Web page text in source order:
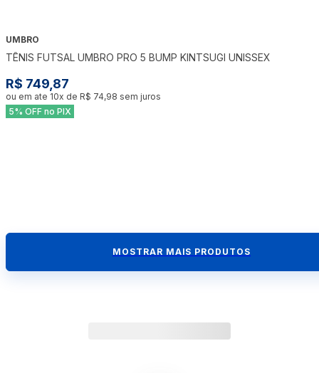
UMBRO
TÊNIS FUTSAL UMBRO PRO 5 BUMP KINTSUGI UNISSEX
R$ 749,87
ou em ate 10x de R$ 74,98 sem juros
5% OFF no PIX
MOSTRAR MAIS PRODUTOS